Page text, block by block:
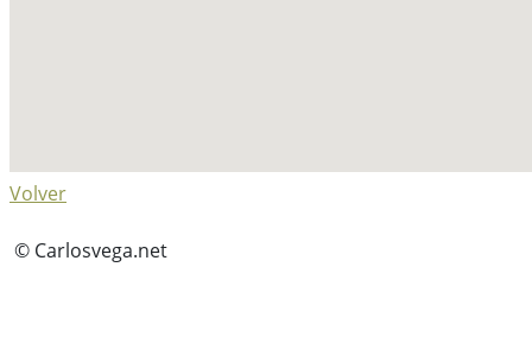
Volver
© Carlosvega.net